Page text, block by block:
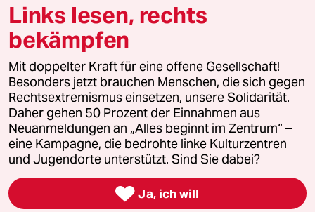
© 2026 taz Verlags und Vertriebs GmbH
Alle Rechte vorbehalten. Bei rechtlichen Fragen oder für Genehmigungen
wenden Sie sich bitte an
lizenzen@taz.de
Feedback Redaktionsstatut Kommune-Richtlinien
Leitlinie Informant Datenschutz Impressum AGB
Seitenwende Einwilligungen widerrufen (Ads)
Links lesen, rechts
bekämpfen
Mit doppelter Kraft für eine offene Gesellschaft!
Besonders jetzt brauchen Menschen, die sich gegen
Rechtsextremismus einsetzen, unsere Solidarität.
Daher gehen 50 Prozent der Einnahmen aus
Neuanmeldungen an „Alles beginnt im Zentrum“ –
eine Kampagne, die bedrohte linke Kulturzentren
und Jugendorte unterstützt. Sind Sie dabei?
 Ja, ich will